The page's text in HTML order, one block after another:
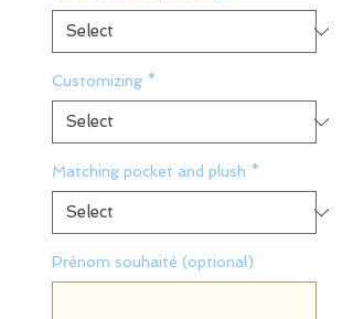
Customizing *
Matching pocket and plush *
Prénom souhaité (optional)